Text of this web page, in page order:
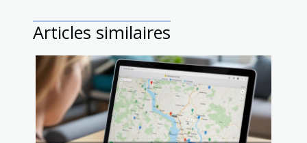
Articles similaires